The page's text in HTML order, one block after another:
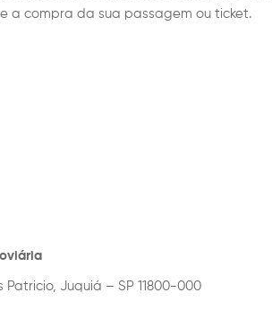
a compra da sua passagem ou ticket.
Patricio, Juquiá – SP 11800-000